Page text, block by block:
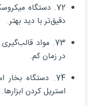
72. دستگاه
دقیق‌تر با دید بهتر.
73. مواد
در زمان کم.
74. دستگاه بخار
استریل کردن ابزارها.